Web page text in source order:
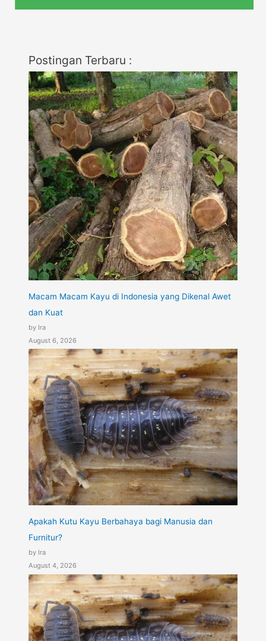
Postingan Terbaru :
Macam Macam Kayu di Indonesia yang Dikenal Awet
dan Kuat
by Ira
August 6, 2026
Apakah Kutu Kayu Berbahaya bagi Manusia dan
Furnitur?
by Ira
August 4, 2026